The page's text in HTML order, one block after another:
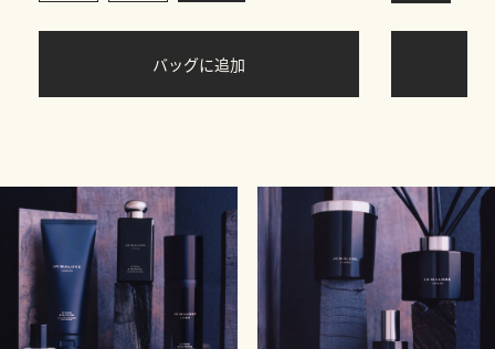
バッグに追加